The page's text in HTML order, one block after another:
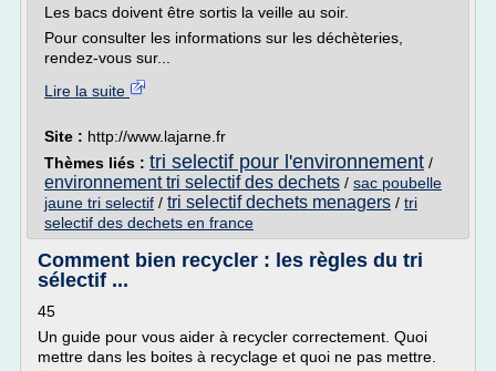
Les bacs doivent être sortis la veille au soir.
Pour consulter les informations sur les déchèteries,
rendez-vous sur...
Lire la suite
Site : http://www.lajarne.fr
Thèmes liés : tri selectif pour l'environnement /
environnement tri selectif des dechets / sac poubelle
jaune tri selectif / tri selectif dechets menagers / tri
selectif des dechets en france
Comment bien recycler : les règles du tri
sélectif ...
45
Un guide pour vous aider à recycler correctement. Quoi
mettre dans les boites à recyclage et quoi ne pas mettre.